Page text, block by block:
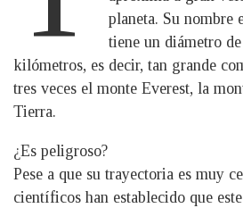
planeta. Su nombre
tiene un diámetro
kilómetros, es decir, tan grande
tres veces el monte Everest, la
Tierra.
¿Es peligroso?
Pese a que su trayectoria es muy
científicos han establecido que